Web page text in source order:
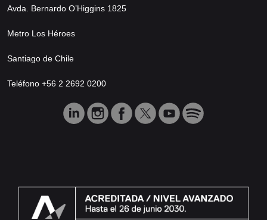
Avda. Bernardo O’Higgins 1825
Metro Los Héroes
Santiago de Chile
Teléfono +56 2 2692 0200